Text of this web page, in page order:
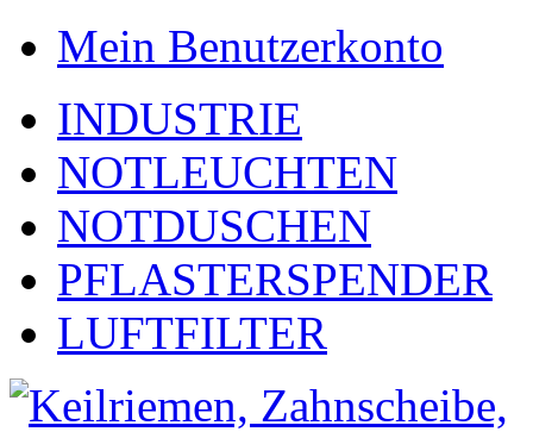
Mein Benutzerkonto
INDUSTRIE
NOTLEUCHTEN
NOTDUSCHEN
PFLASTERSPENDER
LUFTFILTER